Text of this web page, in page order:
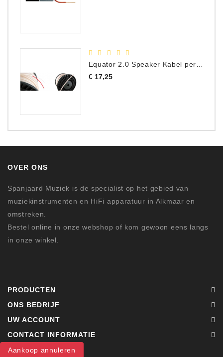
€ 17,25Prijs
OVER ONS
Spanjaard Muziek is de specialist op het gebied van
muziekinstrumenten en HiFi apparatuur in Alkmaar en
omstreken.
Bestel online in onze webshop of kom gewoon eens langs
in onze winkel.
PRODUCTEN
ONS BEDRIJF
UW ACCOUNT
CONTACT INFORMATIE
Aankoop annuleren